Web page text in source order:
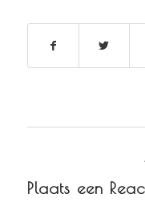
Plaats een